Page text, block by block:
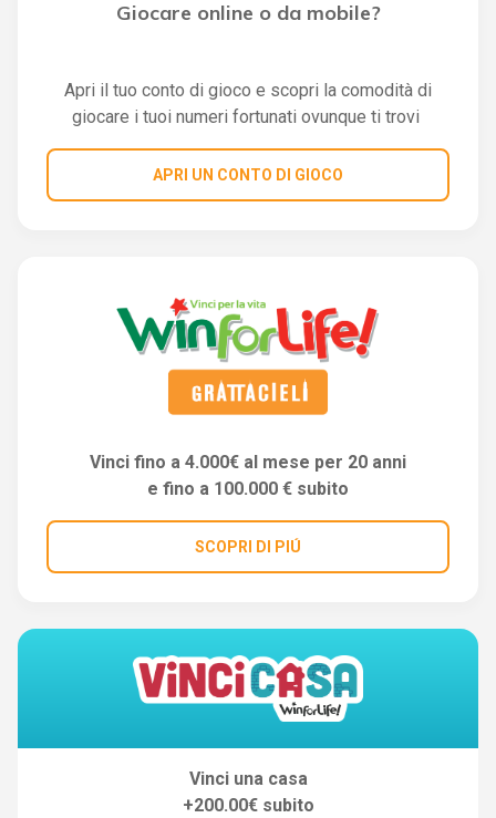
Giocare online o da mobile?
Apri il tuo conto di gioco e scopri la comodità di
giocare i tuoi numeri fortunati ovunque ti trovi
APRI UN CONTO DI GIOCO
Vinci fino a 4.000€ al mese per 20 anni
e fino a 100.000 € subito
SCOPRI DI PIÚ
Vinci una casa
+200.00€ subito